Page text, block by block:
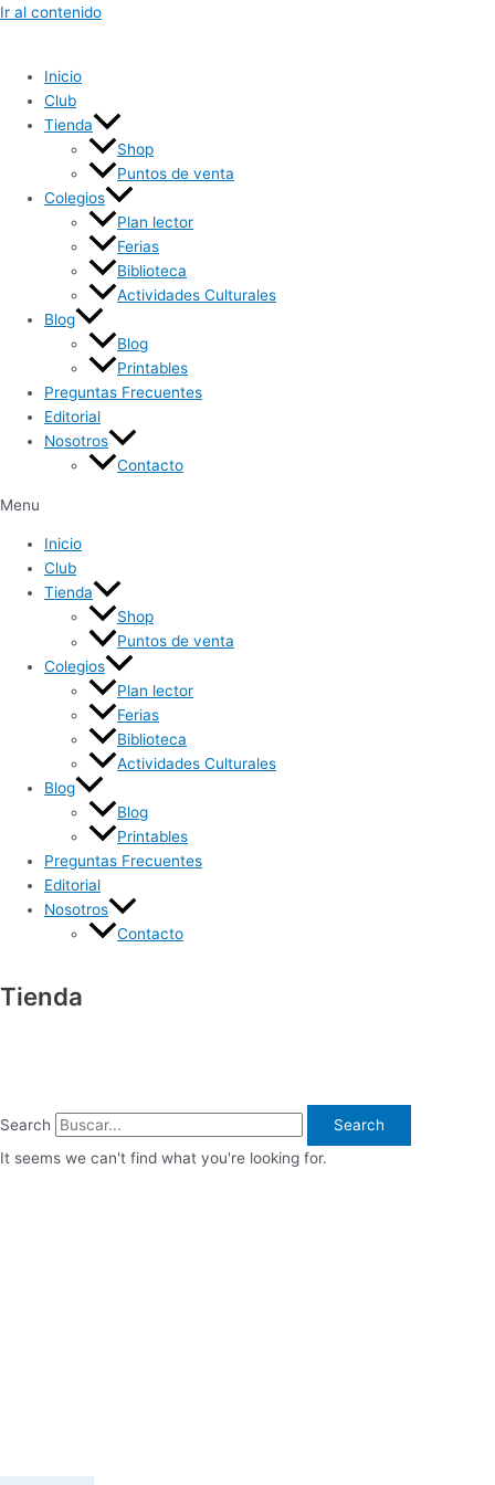
Ir al contenido
Inicio
Club
Tienda
Shop
Puntos de venta
Colegios
Plan lector
Ferias
Biblioteca
Actividades Culturales
Blog
Blog
Printables
Preguntas Frecuentes
Editorial
Nosotros
Contacto
Menu
Inicio
Club
Tienda
Shop
Puntos de venta
Colegios
Plan lector
Ferias
Biblioteca
Actividades Culturales
Blog
Blog
Printables
Preguntas Frecuentes
Editorial
Nosotros
Contacto
Tienda
Search
Search
It seems we can't find what you're looking for.